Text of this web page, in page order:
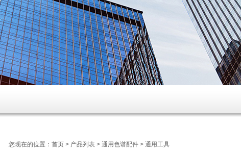
您现在的位置： 首页 > 产品列表 > 通用色谱配件 > 通用工具